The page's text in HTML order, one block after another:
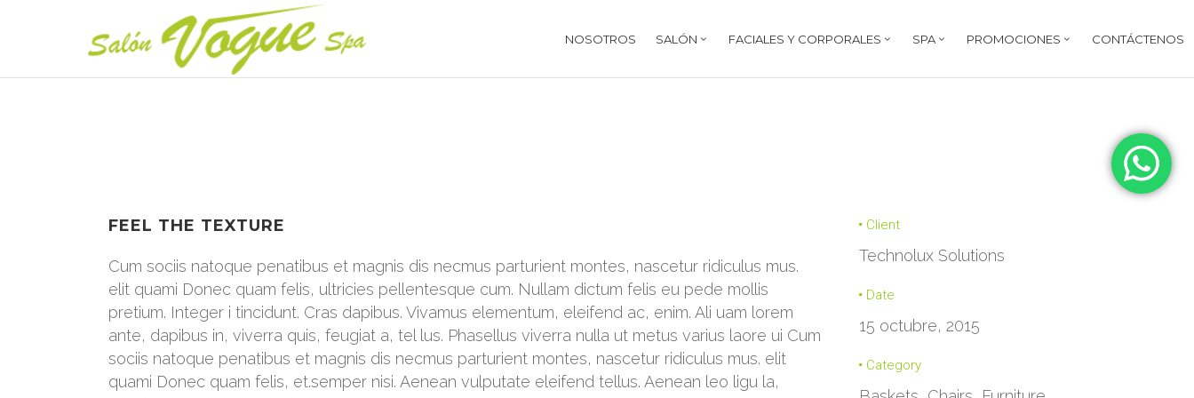
NOSOTROS SALÓN FACIALES Y CORPORALES SPA PROMOCIONES CONTÁCTENOS
FEEL THE TEXTURE
Cum sociis natoque penatibus et magnis dis necmus parturient montes, nascetur ridiculus mus.
elit quami Donec quam felis, ultricies pellentesque cum. Nullam dictum felis eu pede mollis
pretium. Integer i tincidunt. Cras dapibus. Vivamus elementum, eleifend ac, enim. Ali uam lorem
ante, dapibus in, viverra quis, feugiat a, tel lus. Phasellus viverra nulla ut metus varius laore ui Cum
sociis natoque penatibus et magnis dis necmus parturient montes, nascetur ridiculus mus. elit
quami Donec quam felis, et.semper nisi. Aenean vulputate eleifend tellus. Aenean leo ligu la,
Client
Technolux Solutions
Date
15 octubre, 2015
Category